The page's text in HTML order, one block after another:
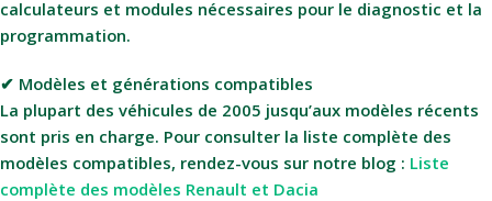
calculateurs et modules nécessaires pour le diagnostic et la
programmation.
✔ Modèles et générations compatibles
La plupart des véhicules de 2005 jusqu’aux modèles récents
sont pris en charge. Pour consulter la liste complète des
modèles compatibles, rendez-vous sur notre blog : Liste
complète des modèles Renault et Dacia